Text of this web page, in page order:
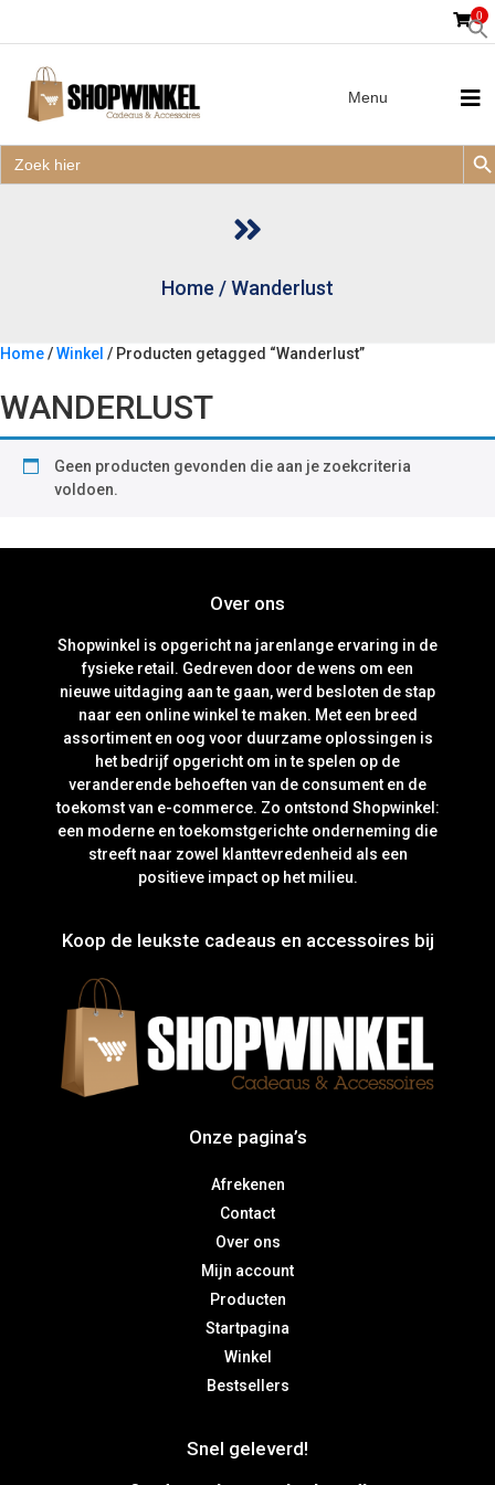
naar:
0
Zoek
naar:
Menu
Home /Wanderlust
Home/Winkel / Producten getagged “Wanderlust”
WANDERLUST
Geen producten gevonden die aan je zoekcriteria
voldoen.
Over ons
Shopwinkel is opgericht na jarenlange ervaring in de
fysieke retail. Gedreven door de wens om een
nieuwe uitdaging aan te gaan, werd besloten de stap
naar een online winkel te maken. Met een breed
assortiment en oog voor duurzame oplossingen is
het bedrijf opgericht om in te spelen op de
veranderende behoeften van de consument en de
toekomst van e-commerce. Zo ontstond Shopwinkel:
een moderne en toekomstgerichte onderneming die
streeft naar zowel klanttevredenheid als een
positieve impact op het milieu.
Koop de leukste cadeaus en accessoires bij
Onze pagina’s
Afrekenen
Contact
Over ons
Mijn account
Producten
Startpagina
Winkel
Bestsellers
Snel geleverd!